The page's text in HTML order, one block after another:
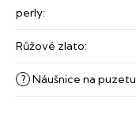
perly:
Růžové zlato:
? Náušnice na puzetu